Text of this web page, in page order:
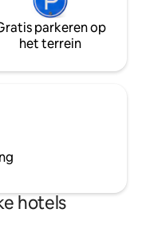
parkeren op
het terrein
hotels